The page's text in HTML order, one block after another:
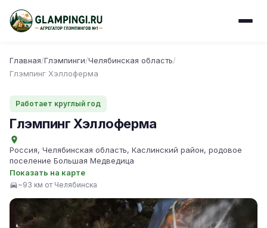
Главная/Глэмпинги/Челябинская область/
Глэмпинг Хэллоферма
Работает круглый год
Глэмпинг Хэллоферма
Россия, Челябинская область, Каслинский район, родовое
поселение Большая Медведица
Показать на карте
~93 км от Челябинска